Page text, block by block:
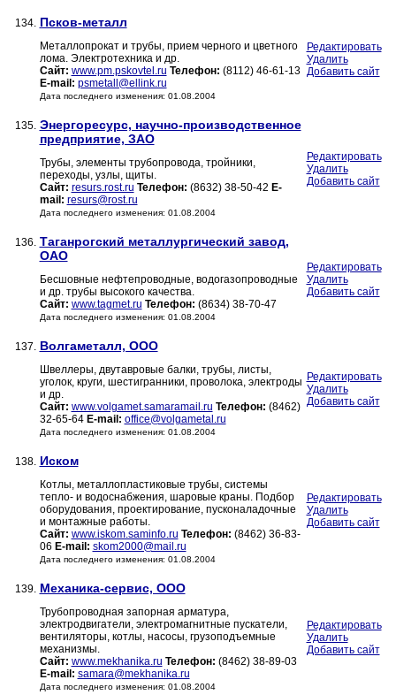
134. Псков-металл
Металлопрокат и трубы, прием черного и цветного
лома. Электротехника и др.
Сайт: www.pm.pskovtel.ru Телефон: (8112) 46-61-13
E-mail: psmetall@ellink.ru
Дата последнего изменения: 01.08.2004
Редактировать
Удалить
Добавить сайт
135. Энергоресурс, научно-производственное
предприятие, ЗАО
Трубы, элементы трубопровода, тройники,
переходы, узлы, щиты.
Сайт: resurs.rost.ru Телефон: (8632) 38-50-42 E-
mail: resurs@rost.ru
Дата последнего изменения: 01.08.2004
Редактировать
Удалить
Добавить сайт
136. Таганрогский металлургический завод,
ОАО
Бесшовные нефтепроводные, водогазопроводные
и др. трубы высокого качества.
Сайт: www.tagmet.ru Телефон: (8634) 38-70-47
Дата последнего изменения: 01.08.2004
Редактировать
Удалить
Добавить сайт
137. Волгаметалл, ООО
Швеллеры, двутавровые балки, трубы, листы,
уголок, круги, шестигранники, проволока, электроды
и др.
Сайт: www.volgamet.samaramail.ru Телефон: (8462)
32-65-64 E-mail: office@volgametal.ru
Дата последнего изменения: 01.08.2004
Редактировать
Удалить
Добавить сайт
138. Иском
Котлы, металлопластиковые трубы, системы
тепло- и водоснабжения, шаровые краны. Подбор
оборудования, проектирование, пусконаладочные
и монтажные работы.
Сайт: www.iskom.saminfo.ru Телефон: (8462) 36-83-
06 E-mail: skom2000@mail.ru
Дата последнего изменения: 01.08.2004
Редактировать
Удалить
Добавить сайт
139. Механика-сервис, ООО
Трубопроводная запорная арматура,
электродвигатели, электромагнитные пускатели,
вентиляторы, котлы, насосы, грузоподъемные
механизмы.
Сайт: www.mekhanika.ru Телефон: (8462) 38-89-03
E-mail: samara@mekhanika.ru
Дата последнего изменения: 01.08.2004
Редактировать
Удалить
Добавить сайт